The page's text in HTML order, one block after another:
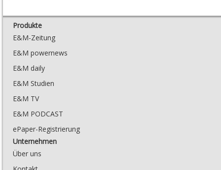
Produkte
E&M-Zeitung
E&M powernews
E&M daily
E&M Studien
E&M TV
E&M PODCAST
ePaper-Registrierung
Unternehmen
Über uns